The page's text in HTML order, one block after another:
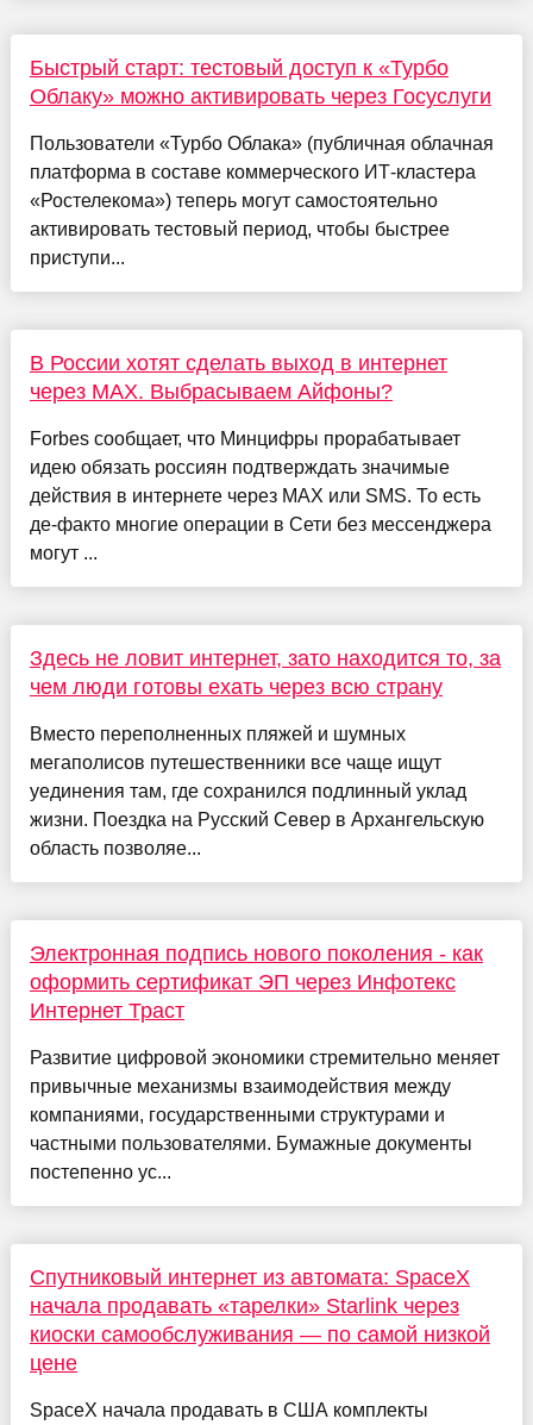
Быстрый старт: тестовый доступ к «Турбо
Облаку» можно активировать через Госуслуги
Пользователи «Турбо Облака» (публичная облачная
платформа в составе коммерческого ИТ-кластера
«Ростелекома») теперь могут самостоятельно
активировать тестовый период, чтобы быстрее
приступи...
В России хотят сделать выход в интернет
через MAX. Выбрасываем Айфоны?
Forbes сообщает, что Минцифры прорабатывает
идею обязать россиян подтверждать значимые
действия в интернете через MAX или SMS. То есть
де-факто многие операции в Сети без мессенджера
могут ...
Здесь не ловит интернет, зато находится то, за
чем люди готовы ехать через всю страну
Вместо переполненных пляжей и шумных
мегаполисов путешественники все чаще ищут
уединения там, где сохранился подлинный уклад
жизни. Поездка на Русский Север в Архангельскую
область позволяе...
Электронная подпись нового поколения - как
оформить сертификат ЭП через Инфотекс
Интернет Траст
Развитие цифровой экономики стремительно меняет
привычные механизмы взаимодействия между
компаниями, государственными структурами и
частными пользователями. Бумажные документы
постепенно ус...
Спутниковый интернет из автомата: SpaceX
начала продавать «тарелки» Starlink через
киоски самообслуживания — по самой низкой
цене
SpaceX начала продавать в США комплекты